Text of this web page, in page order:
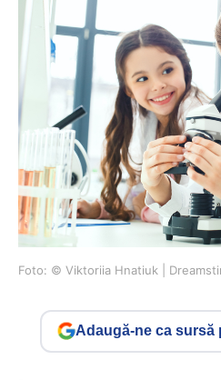
Foto: © Viktoriia Hnatiuk |
Adaugă-ne ca sursă